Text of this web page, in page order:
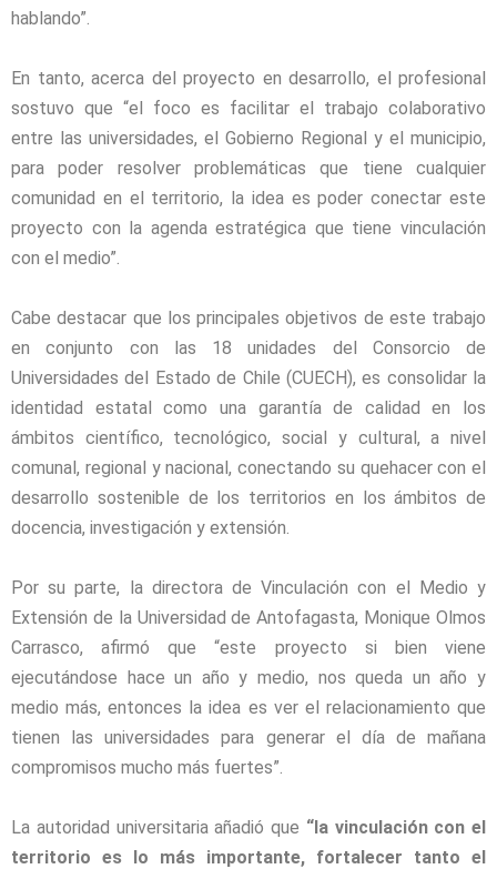
hablando”.
En tanto, acerca del proyecto en desarrollo, el profesional
sostuvo que “el foco es facilitar el trabajo colaborativo
entre las universidades, el Gobierno Regional y el municipio,
para poder resolver problemáticas que tiene cualquier
comunidad en el territorio, la idea es poder conectar este
proyecto con la agenda estratégica que tiene vinculación
con el medio”.
Cabe destacar que los principales objetivos de este trabajo
en conjunto con las 18 unidades del Consorcio de
Universidades del Estado de Chile (CUECH), es consolidar la
identidad estatal como una garantía de calidad en los
ámbitos científico, tecnológico, social y cultural, a nivel
comunal, regional y nacional, conectando su quehacer con el
desarrollo sostenible de los territorios en los ámbitos de
docencia, investigación y extensión.
Por su parte, la directora de Vinculación con el Medio y
Extensión de la Universidad de Antofagasta, Monique Olmos
Carrasco, afirmó que “este proyecto si bien viene
ejecutándose hace un año y medio, nos queda un año y
medio más, entonces la idea es ver el relacionamiento que
tienen las universidades para generar el día de mañana
compromisos mucho más fuertes”.
La autoridad universitaria añadió que “la vinculación con el
territorio es lo más importante, fortalecer tanto el